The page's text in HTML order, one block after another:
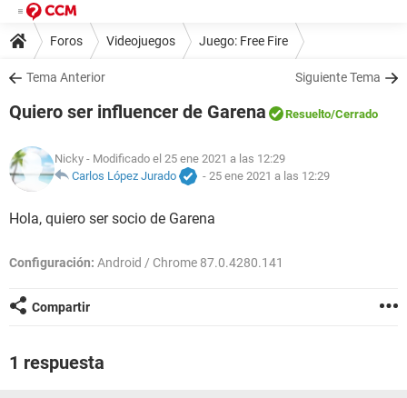
Foros Videojuegos Juego: Free Fire
Tema Anterior Siguiente Tema
Quiero ser influencer de Garena Resuelto/Cerrado
Nicky - Modificado el 25 ene 2021 a las 12:29
Carlos López Jurado
- 25 ene 2021 a las 12:29
Hola, quiero ser socio de Garena
Configuración: Android / Chrome 87.0.4280.141
Compartir
1 respuesta